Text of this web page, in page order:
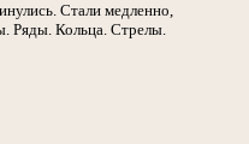
Стали медленно,
Ряды. Кольца. Стрелы.